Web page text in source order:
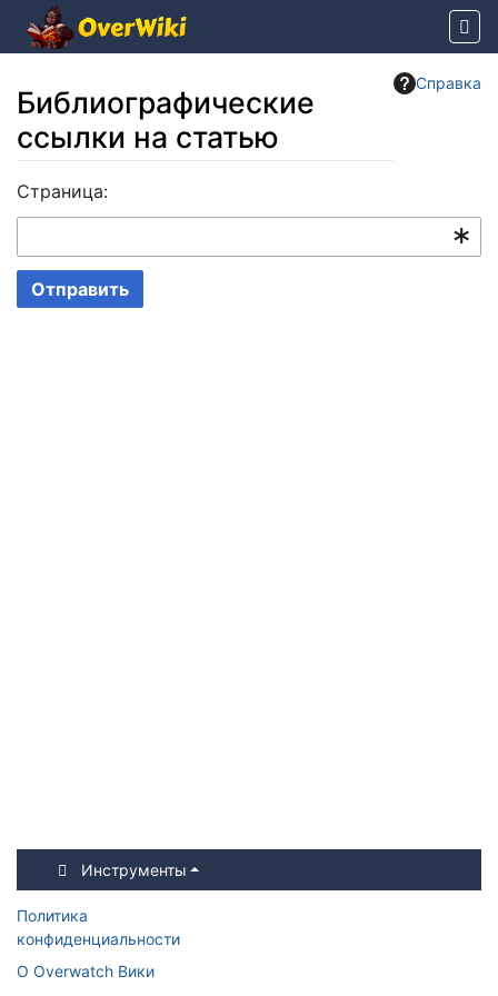
Справка
Библиографические
ссылки на статью
Перейти к:
Страница:
Отправить
Инструменты
Политика
конфиденциальности
О Overwatch Вики